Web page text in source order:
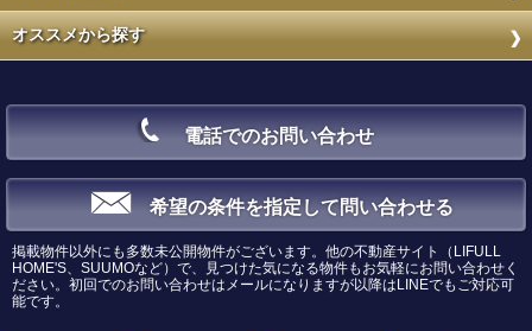
オススメから探す
電話でのお問い合わせ
希望の条件を指定して問い合わせる
掲載物件以外にも多数未公開物件がございます。他の不動産サイト（LIFULL
HOME'S、SUUMOなど）で、見つけた気になる物件もお気軽にお問い合わせく
ださい。初回でのお問い合わせはメールになりますが以降はLINEでもご対応可
能です。